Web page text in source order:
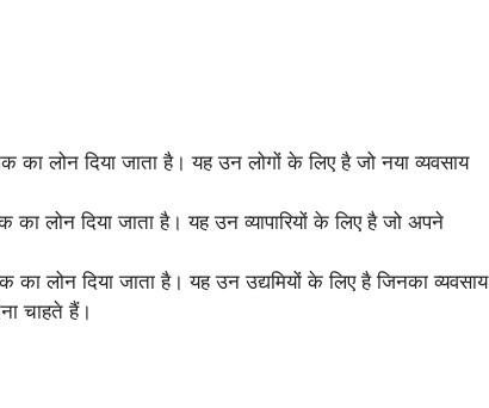
लोन दिया जाता है। यह उन लोगों के लिए है जो नया व्यवसाय
लोन दिया जाता है। यह उन व्यापारियों के लिए है जो अपने
लोन दिया जाता है। यह उन उद्यमियों के लिए है जिनका व्यवसाय
चाहते हैं।